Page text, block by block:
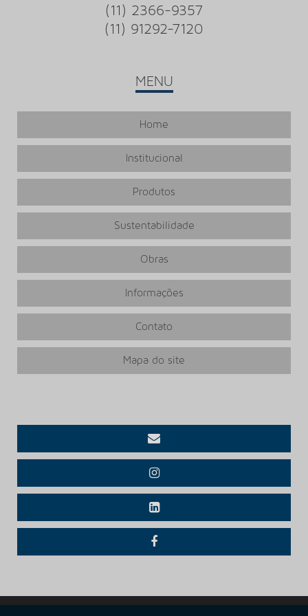
ONDE COMPRAR PISO VINILICO EM MANTA
ONDE COMPRAR PISO VINILICO TARKETT
ORÇAMENTO PARA INSTALAÇÃO DE CARPETE
PISO HOSPITALAR VINILICO
PISO VINILICO 2MM MANTA
PISO VINILICO 3MM
PISO VINILICO ALTO TRAFEGO
PISO VINILICO AUTOPORTANTE TARKETT
PISO VINILICO BEAULIEU PREÇO
PISO VINILICO EM MANTA
(11) 2366-9357
(11) 91292-7120
MENU
Home
Institucional
Produtos
Sustentabilidade
Obras
Informações
Contato
Mapa do site